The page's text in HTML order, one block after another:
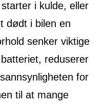
i kulde, eller
dødt i bilen en
senker viktige
reduserer
for
til at mange